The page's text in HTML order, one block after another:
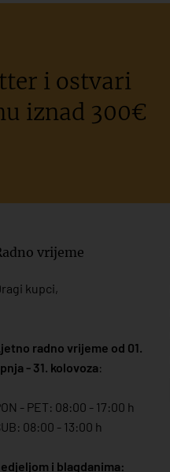
i ostvari
iznad 300€
vrijeme
kupci,
radno vrijeme od 01.
- 31. kolovoza:
- PET: 08:00 - 17:00 h
08:00 - 13:00 h
i blagdanima: